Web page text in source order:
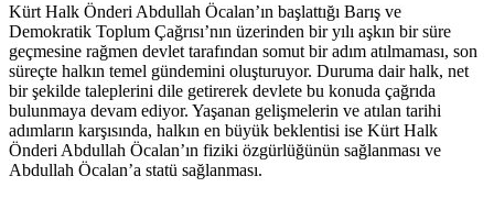
Kürt Halk Önderi Abdullah Öcalan’ın başlattığı Barış ve
Demokratik Toplum Çağrısı’nın üzerinden bir yılı aşkın bir süre
geçmesine rağmen devlet tarafından somut bir adım atılmaması, son
süreçte halkın temel gündemini oluşturuyor. Duruma dair halk, net
bir şekilde taleplerini dile getirerek devlete bu konuda çağrıda
bulunmaya devam ediyor. Yaşanan gelişmelerin ve atılan tarihi
adımların karşısında, halkın en büyük beklentisi ise Kürt Halk
Önderi Abdullah Öcalan’ın fiziki özgürlüğünün sağlanması ve
Abdullah Öcalan’a statü sağlanması.